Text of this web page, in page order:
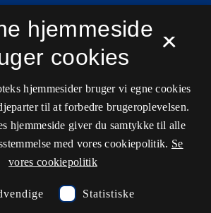
×
hjemmeside
cookies
hjemmesider bruger vi egne cookies
til at forbedre brugeroplevelsen.
hjemmeside giver du samtykke til alle
med vores cookiepolitik. Se
vores cookiepolitik
Statistiske